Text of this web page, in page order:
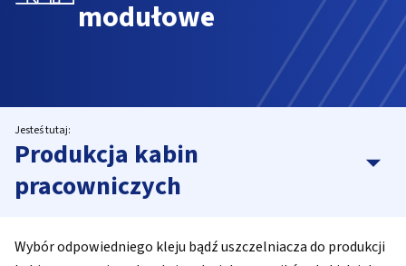
modułowe
Jesteś tutaj:
Produkcja kabin
pracowniczych
Wybór odpowiedniego kleju bądź uszczelniacza do produkcji